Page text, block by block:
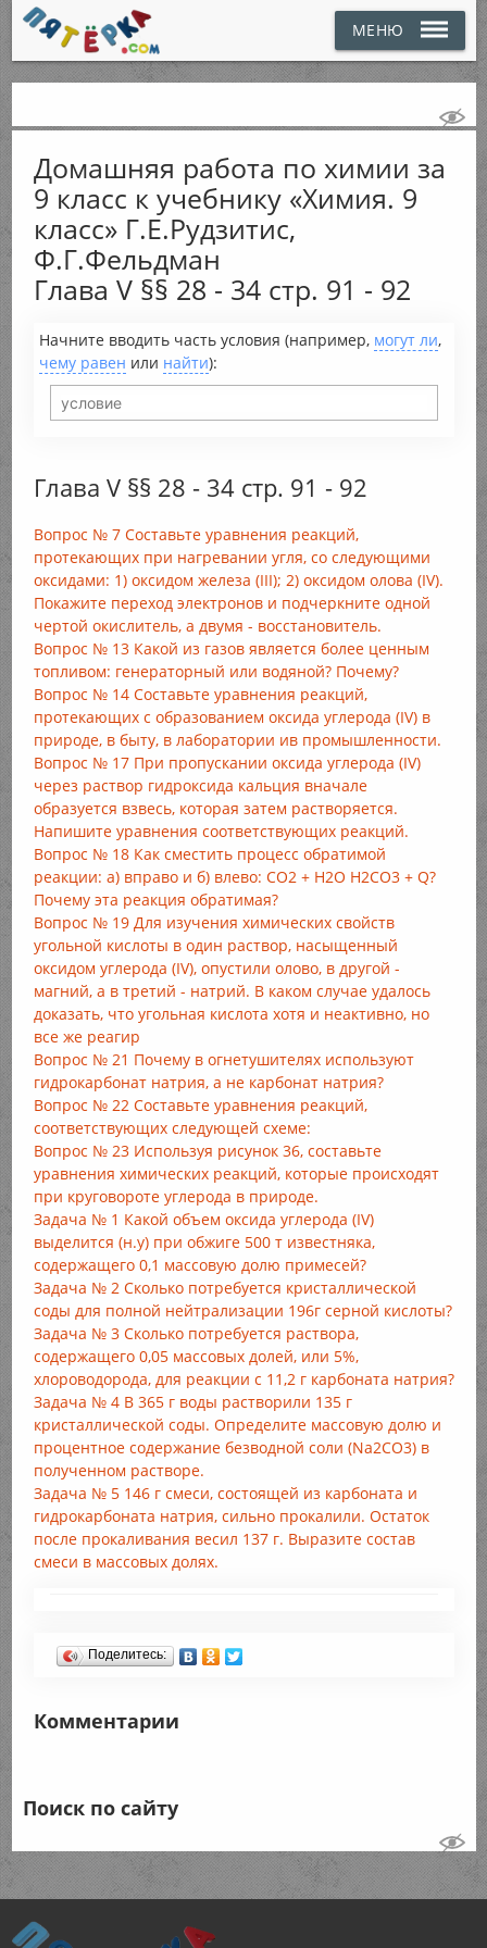
МЕНЮ
Домашняя работа по химии за
9 класс к учебнику «Химия. 9
класс» Г.Е.Рудзитис,
Ф.Г.Фельдман
Глава V §§ 28 - 34 стр. 91 - 92
Начните вводить часть условия (например, могут ли,
чему равен или найти):
Глава V §§ 28 - 34 стр. 91 - 92
Вопрос № 7 Составьте уравнения реакций,
протекающих при нагревании угля, со следующими
оксидами: 1) оксидом железа (III); 2) оксидом олова (IV).
Покажите переход электронов и подчеркните одной
чертой окислитель, а двумя - восстановитель.
Вопрос № 13 Какой из газов является более ценным
топливом: генераторный или водяной? Почему?
Вопрос № 14 Составьте уравнения реакций,
протекающих с образованием оксида углерода (IV) в
природе, в быту, в лаборатории ив промышленности.
Вопрос № 17 При пропускании оксида углерода (IV)
через раствор гидроксида кальция вначале
образуется взвесь, которая затем растворяется.
Напишите уравнения соответствующих реакций.
Вопрос № 18 Как сместить процесс обратимой
реакции: а) вправо и б) влево: CO2 + H2O H2CO3 + Q?
Почему эта реакция обратимая?
Вопрос № 19 Для изучения химических свойств
угольной кислоты в один раствор, насыщенный
оксидом углерода (IV), опустили олово, в другой -
магний, а в третий - натрий. В каком случае удалось
доказать, что угольная кислота хотя и неактивно, но
все же реагир
Вопрос № 21 Почему в огнетушителях используют
гидрокарбонат натрия, а не карбонат натрия?
Вопрос № 22 Составьте уравнения реакций,
соответствующих следующей схеме:
Вопрос № 23 Используя рисунок 36, составьте
уравнения химических реакций, которые происходят
при круговороте углерода в природе.
Задача № 1 Какой объем оксида углерода (IV)
выделится (н.у) при обжиге 500 т известняка,
содержащего 0,1 массовую долю примесей?
Задача № 2 Сколько потребуется кристаллической
соды для полной нейтрализации 196г серной кислоты?
Задача № 3 Сколько потребуется раствора,
содержащего 0,05 массовых долей, или 5%,
хлороводорода, для реакции с 11,2 г карбоната натрия?
Задача № 4 В 365 г воды растворили 135 г
кристаллической соды. Определите массовую долю и
процентное содержание безводной соли (Na2CO3) в
полученном растворе.
Задача № 5 146 г смеси, состоящей из карбоната и
гидрокарбоната натрия, сильно прокалили. Остаток
после прокаливания весил 137 г. Выразите состав
смеси в массовых долях.
Поделитесь:
Комментарии
Поиск по сайту